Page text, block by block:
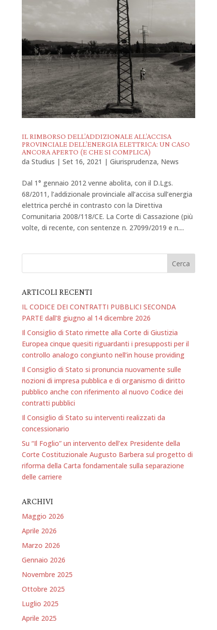
IL RIMBORSO DELL’ADDIZIONALE ALL’ACCISA
PROVINCIALE DELL’ENERGIA ELETTRICA: UN CASO
ANCORA APERTO (E CHE SI COMPLICA)
da Studius | Set 16, 2021 | Giurisprudenza, News
Dal 1° gennaio 2012 venne abolita, con il D.Lgs.
68/2011, l’addizionale provinciale all’accisa sull’energia
elettrica perché in contrasto con la Direttiva
Comunitaria 2008/118/CE. La Corte di Cassazione (più
volte, di recente, con sentenze n. 27099/2019 e n....
ARTICOLI RECENTI
IL CODICE DEI CONTRATTI PUBBLICI SECONDA
PARTE dall’8 giugno al 14 dicembre 2026
Il Consiglio di Stato rimette alla Corte di Giustizia
Europea cinque quesiti riguardanti i presupposti per il
controllo analogo congiunto nell’in house providing
Il Consiglio di Stato si pronuncia nuovamente sulle
nozioni di impresa pubblica e di organismo di diritto
pubblico anche con riferimento al nuovo Codice dei
contratti pubblici
Il Consiglio di Stato su interventi realizzati da
concessionario
Su “Il Foglio” un intervento dell’ex Presidente della
Corte Costituzionale Augusto Barbera sul progetto di
riforma della Carta fondamentale sulla separazione
delle carriere
ARCHIVI
Maggio 2026
Aprile 2026
Marzo 2026
Gennaio 2026
Novembre 2025
Ottobre 2025
Luglio 2025
Aprile 2025